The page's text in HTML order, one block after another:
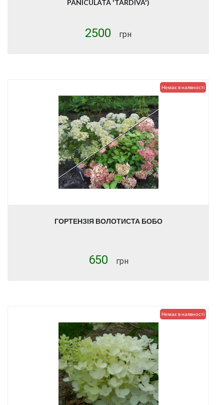
PANICULATA 'TARDIVA')
2500 грн
Немає в наявності
ГОРТЕНЗІЯ ВОЛОТИСТА БОБО
650 грн
Немає в наявності